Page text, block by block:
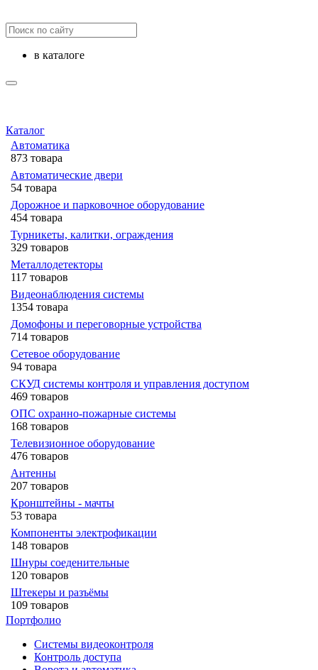
в каталоге
Каталог
Автоматика
873 товара
Автоматические двери
54 товара
Дорожное и парковочное оборудование
454 товара
Турникеты, калитки, ограждения
329 товаров
Металлодетекторы
117 товаров
Видеонаблюдения cистемы
1354 товара
Домофоны и переговорные устройства
714 товаров
Сетевое оборудование
94 товара
СКУД системы контроля и управления доступом
469 товаров
ОПС охранно-пожарные системы
168 товаров
Телевизионное оборудование
476 товаров
Антенны
207 товаров
Кронштейны - мачты
53 товара
Компоненты электрофикации
148 товаров
Шнуры соеденительные
120 товаров
Штекеры и разъёмы
109 товаров
Портфолио
Системы видеоконтроля
Контроль доступа